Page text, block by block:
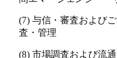
(7) 与信・審査および
査・管理
(8) 市場調査および流